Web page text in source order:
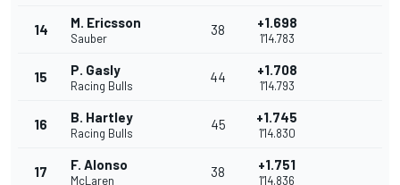
14 M. Ericsson
Sauber
38 +1.698
1'14.783
15 P. Gasly
Racing Bulls
44 +1.708
1'14.793
16 B. Hartley
Racing Bulls
45 +1.745
1'14.830
17 F. Alonso
McLaren
38 +1.751
1'14.836